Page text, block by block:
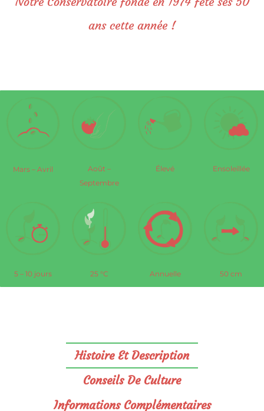
ans cette année !
Mars – Avril
Août –
Septembre
Élevé Ensoleillée
5 – 10 jours 25 °C Annuelle 50 cm
Histoire Et Description
Conseils De Culture
Informations Complémentaires